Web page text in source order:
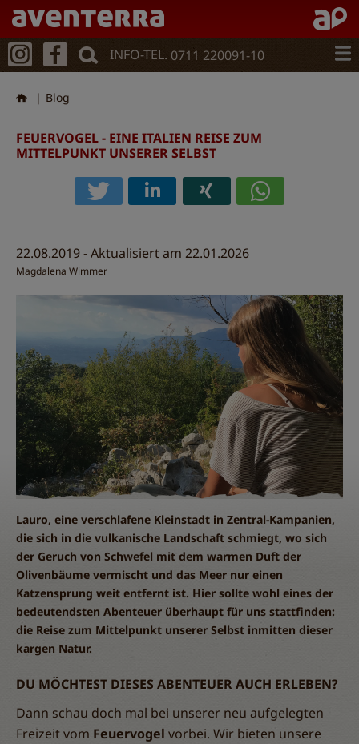
Direkt
zum
Inhalt
INFO-TEL. 0711 220091-10
Blog
FEUERVOGEL - EINE ITALIEN REISE ZUM
MITTELPUNKT UNSERER SELBST
22.08.2019 - Aktualisiert am 22.01.2026
Magdalena Wimmer
Lauro, eine verschlafene Kleinstadt in Zentral-Kampanien,
die sich in die vulkanische Landschaft schmiegt, wo sich
der Geruch von Schwefel mit dem warmen Duft der
Olivenbäume vermischt und das Meer nur einen
Katzensprung weit entfernt ist. Hier sollte wohl eines der
bedeutendsten Abenteuer überhaupt für uns stattfinden:
die Reise zum Mittelpunkt unserer Selbst inmitten dieser
kargen Natur.
DU MÖCHTEST DIESES ABENTEUER AUCH ERLEBEN?
Dann schau doch mal bei unserer neu aufgelegten
Freizeit vom Feuervogel vorbei. Wir bieten unsere